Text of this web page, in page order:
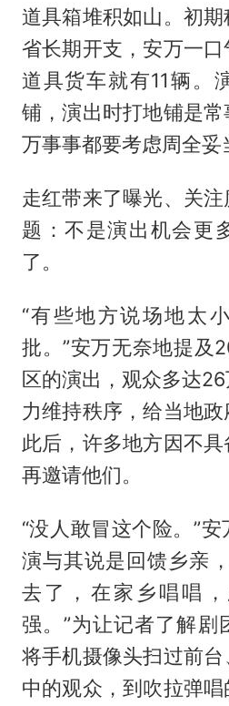
道具箱堆积如山。初
省长期开支，安万一
道具货车就有11辆。
铺，演出时打地铺是
万事事都要考虑周全妥
走红带来了曝光、关
题：不是演出机会更
了。
“有些地方说场地太
批。”安万无奈地提及
区的演出，观众多达
力维持秩序，给当地政
此后，许多地方因不
再邀请他们。
“没人敢冒这个险。”
演与其说是回馈乡亲
去了，在家乡唱唱
强。”为让记者了解剧
将手机摄像头扫过前
中的观众，到吹拉弹